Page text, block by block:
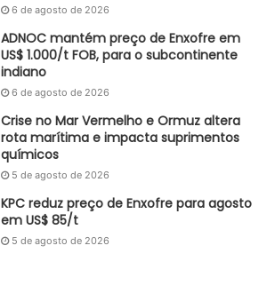
6 de agosto de 2026
ADNOC mantém preço de Enxofre em
US$ 1.000/t FOB, para o subcontinente
indiano
6 de agosto de 2026
Crise no Mar Vermelho e Ormuz altera
rota marítima e impacta suprimentos
químicos
5 de agosto de 2026
KPC reduz preço de Enxofre para agosto
em US$ 85/t
5 de agosto de 2026